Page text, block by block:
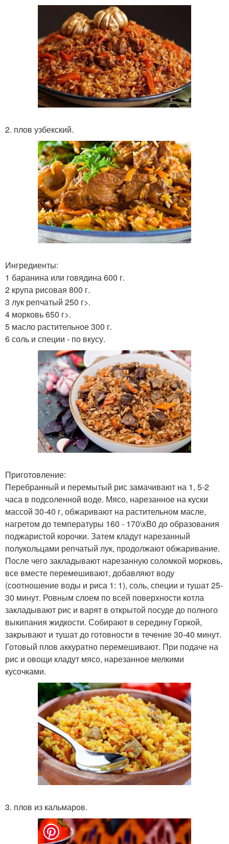
2. плов узбекский.
Ингредиенты:
1 баранина или говядина 600 г.
2 крупа рисовая 800 г.
3 лук репчатый 250 г>.
4 морковь 650 г>.
5 масло растительное 300 г.
6 соль и специи - по вкусу.
Приготовление:
Перебранный и перемытый рис замачивают на 1, 5-2
часа в подсоленной воде. Мясо, нарезанное на куски
массой 30-40 г, обжаривают на растительном масле,
нагретом до температуры 160 - 170\xB0 до образования
поджаристой корочки. Затем кладут нарезанный
полукольцами репчатый лук, продолжают обжаривание.
После чего закладывают нарезанную соломкой морковь,
все вместе перемешивают, добавляют воду
(соотношение воды и риса 1: 1), соль, специи и тушат 25-
30 минут. Ровным слоем по всей поверхности котла
закладывают рис и варят в открытой посуде до полного
выкипания жидкости. Собирают в середину Горкой,
закрывают и тушат до готовности в течение 30-40 минут.
Готовый плов аккуратно перемешивают. При подаче на
рис и овощи кладут мясо, нарезанное мелкими
кусочками.
3. плов из кальмаров.